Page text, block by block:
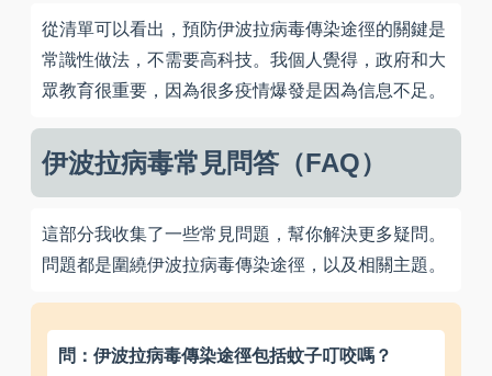
從清單可以看出，預防伊波拉病毒傳染途徑的關鍵是
常識性做法，不需要高科技。我個人覺得，政府和大
眾教育很重要，因為很多疫情爆發是因為信息不足。
伊波拉病毒常見問答（FAQ）
這部分我收集了一些常見問題，幫你解決更多疑問。
問題都是圍繞伊波拉病毒傳染途徑，以及相關主題。
問：伊波拉病毒傳染途徑包括蚊子叮咬嗎？